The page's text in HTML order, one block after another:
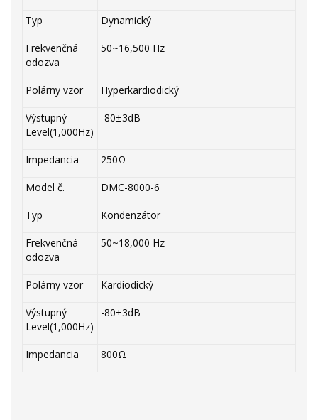
Typ Dynamický
Frekvenčná
odozva
50~16,500 Hz
Polárny vzor Hyperkardiodický
Výstupný
Level(1,000Hz)
-80±3dB
Impedancia 250Ω
Model č. DMC-8000-6
Typ Kondenzátor
Frekvenčná
odozva
50~18,000 Hz
Polárny vzor Kardiodický
Výstupný
Level(1,000Hz)
-80±3dB
Impedancia 800Ω